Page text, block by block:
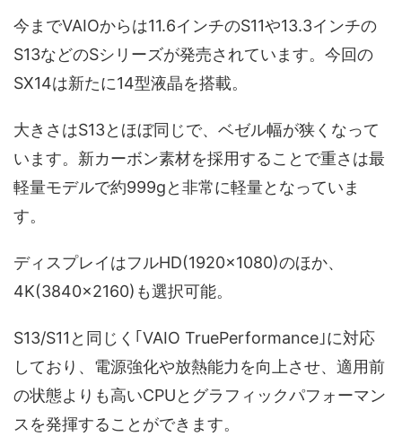
今までVAIOからは11.6インチのS11や13.3インチの
S13などのSシリーズが発売されています。今回の
SX14は新たに14型液晶を搭載。
大きさはS13とほぼ同じで、ベゼル幅が狭くなって
います。新カーボン素材を採用することで重さは最
軽量モデルで約999gと非常に軽量となっていま
す。
ディスプレイはフルHD(1920×1080)のほか、
4K(3840×2160)も選択可能。
S13/S11と同じく｢VAIO TruePerformance｣に対応
しており、電源強化や放熱能力を向上させ、適用前
の状態よりも高いCPUとグラフィックパフォーマン
スを発揮することができます。